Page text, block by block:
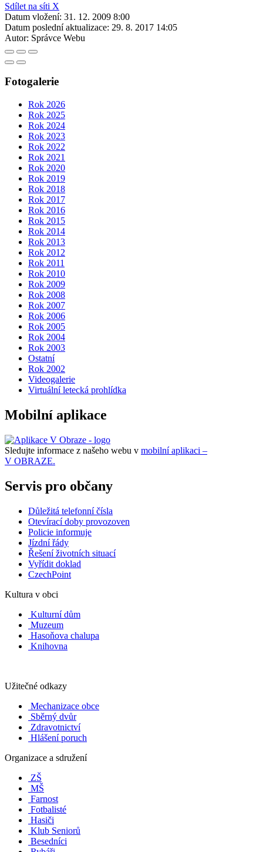
Sdílet na síti X
Datum vložení: 31. 12. 2009 8:00
Datum poslední aktualizace: 29. 8. 2017 14:05
Autor: Správce Webu
Fotogalerie
Rok 2026
Rok 2025
Rok 2024
Rok 2023
Rok 2022
Rok 2021
Rok 2020
Rok 2019
Rok 2018
Rok 2017
Rok 2016
Rok 2015
Rok 2014
Rok 2013
Rok 2012
Rok 2011
Rok 2010
Rok 2009
Rok 2008
Rok 2007
Rok 2006
Rok 2005
Rok 2004
Rok 2003
Ostatní
Rok 2002
Videogalerie
Virtuální letecká prohlídka
Mobilní aplikace
Sledujte informace z našeho webu v mobilní aplikaci –
V OBRAZE.
Servis pro občany
Důležitá telefonní čísla
Otevírací doby provozoven
Policie informuje
Jízdní řády
Řešení životních situací
Vyřídit doklad
CzechPoint
Kultura v obci
Kulturní dům
Muzeum
Hasoňova chalupa
Knihovna
Užitečné odkazy
Mechanizace obce
Sběrný dvůr
Zdravotnictví
Hlášení poruch
Organizace a sdružení
ZŠ
MŠ
Farnost
Fotbalisté
Hasiči
Klub Seniorů
Besedníci